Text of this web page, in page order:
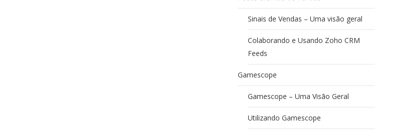
Sinais de Vendas – Uma visão geral
Colaborando e Usando Zoho CRM
Feeds
Gamescope
Gamescope – Uma Visão Geral
Utilizando Gamescope